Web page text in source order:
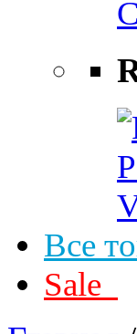
Все
Sale